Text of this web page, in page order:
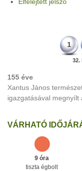
1
32.
155 éve
Xantus János
igazgatásával megnyílt
VÁRHATÓ
9 óra
tiszta égbolt